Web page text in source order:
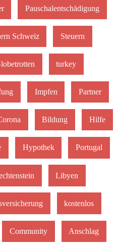
Pauschalentschädigung
Schweiz Steuern
turkey
Impfen Partner
Bildung Hilfe
Hypothek Portugal
Libyen
kostenlos
Community Anschlag